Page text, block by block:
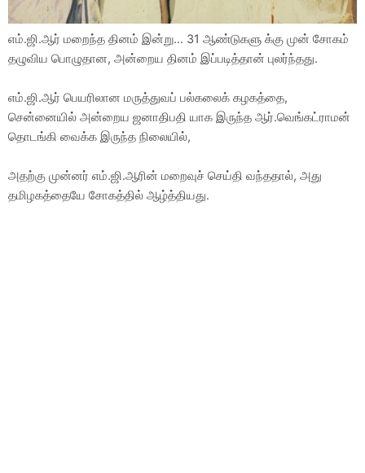
எம்.ஜி.ஆர் மறைந்த தினம் இன்று... 31 ஆண்டுகளு க்கு முன் சோகம்
தழுவிய பொழுதான, அன்றைய தினம் இப்படித்தான் புலர்ந்தது.
எம்.ஜி.ஆர் பெயரிலான மருத்துவப் பல்கலைக் கழகத்தை,
சென்னையில் அன்றைய ஜனாதிபதி யாக இருந்த ஆர்.வெங்கட்ராமன்
தொடங்கி வைக்க இருந்த நிலையில்,
அதற்கு முன்னர் எம்.ஜி.ஆரின் மறைவுச் செய்தி வந்ததால், அது
தமிழகத்தையே சோகத்தில் ஆழ்த்தியது.